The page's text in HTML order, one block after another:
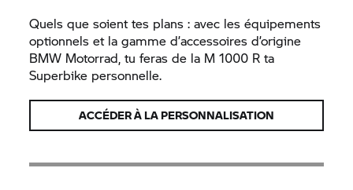
Quels que soient tes plans : avec les équipements
optionnels et la gamme d’accessoires d’origine
BMW Motorrad, tu feras de la M 1000 R ta
Superbike personnelle.
ACCÉDER À LA PERSONNALISATION